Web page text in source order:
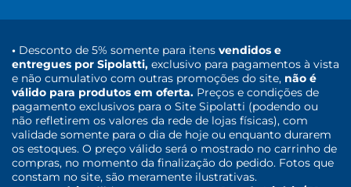
• Desconto de 5% somente para itens vendidos e
entregues por Sipolatti, exclusivo para pagamentos à vista
e não cumulativo com outras promoções do site, não é
válido para produtos em oferta. Preços e condições de
pagamento exclusivos para o Site Sipolatti (podendo ou
não refletirem os valores da rede de lojas físicas), com
validade somente para o dia de hoje ou enquanto durarem
os estoques. O preço válido será o mostrado no carrinho de
compras, no momento da finalização do pedido. Fotos que
constam no site, são meramente ilustrativas.